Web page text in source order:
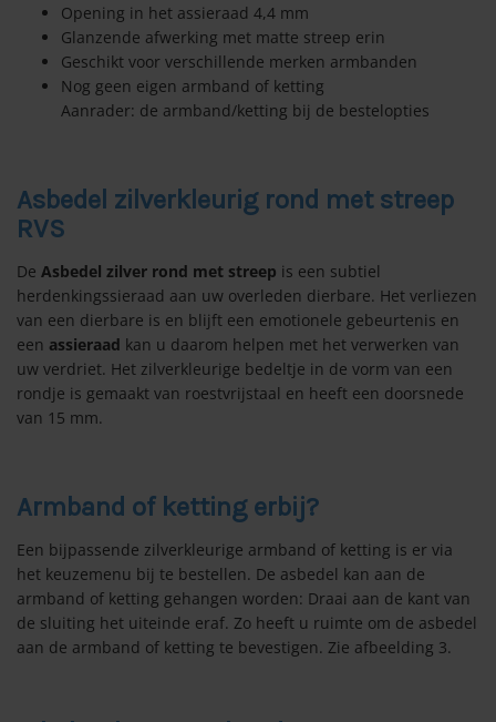
Opening in het assieraad 4,4 mm
Glanzende afwerking met matte streep erin
Geschikt voor verschillende merken armbanden
Nog geen eigen armband of ketting
Aanrader: de armband/ketting bij de bestelopties
Asbedel zilverkleurig rond met streep
RVS
De Asbedel zilver rond met streep is een subtiel
herdenkingssieraad aan uw overleden dierbare. Het verliezen
van een dierbare is en blijft een emotionele gebeurtenis en
een assieraad kan u daarom helpen met het verwerken van
uw verdriet. Het zilverkleurige bedeltje in de vorm van een
rondje is gemaakt van roestvrijstaal en heeft een doorsnede
van 15 mm.
Armband of ketting erbij?
Een bijpassende zilverkleurige armband of ketting is er via
het keuzemenu bij te bestellen. De asbedel kan aan de
armband of ketting gehangen worden: Draai aan de kant van
de sluiting het uiteinde eraf. Zo heeft u ruimte om de asbedel
aan de armband of ketting te bevestigen. Zie afbeelding 3.